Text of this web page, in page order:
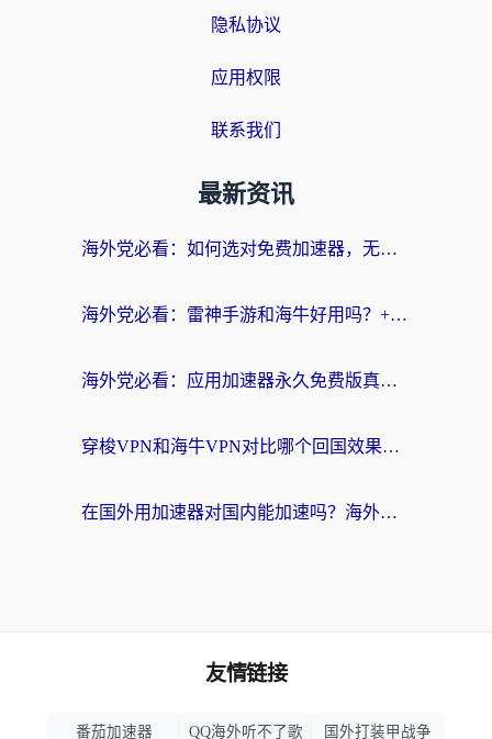
隐私协议
应用权限
联系我们
最新资讯
海外党必看：如何选对免费加速器，无缝访问国内资源不踩坑？
海外党必看：雷神手游和海牛好用吗？+3款热门加速器实测对比，附番茄加速器无缝回国指南
海外党必看：应用加速器永久免费版真的存在吗？教你选对回国加速器无缝刷国内资源
穿梭VPN和海牛VPN对比哪个回国效果更好？海外华人亲测3款热门加速器+避坑指南
在国外用加速器对国内能加速吗？海外党亲测有效的无缝访问指南
友情链接
番茄加速器 QQ海外听不了歌 国外打装甲战争